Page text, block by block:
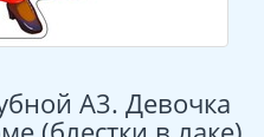
А3. Девочка